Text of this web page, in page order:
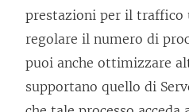
prestazioni per il traffico
regolare il numero di
puoi anche ottimizzare
supportano quello di